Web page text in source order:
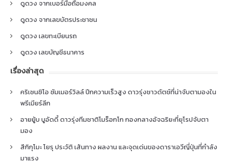
ดูดวง จากเบอร์มือถือมงคล
ดูดวง จากเลขบัตรประชาชน
ดูดวง เลขทะเบียนรถ
ดูดวง เลขบัญชีธนาคาร
เรื่องล่าสุด
คริเซนซิโอ ซัมเมอร์วิลล์ ปีกความเร็วสูง ดาวรุ่งชาวดัตช์ที่น่าจับตามองใน
พรีเมียร์ลีก
อายยู้บ บูอัดดี้ ดาวรุ่งทีมชาติโมร็อกโก กองกลางอัจฉริยะที่ยุโรปจับตา
มอง
สึกิกุโมะ โยรุ ประวัติ เส้นทาง ผลงาน และจุดเด่นของดาราเอวีญี่ปุ่นที่กำลัง
มาแรง